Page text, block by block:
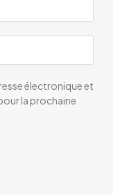
électronique et
la prochaine